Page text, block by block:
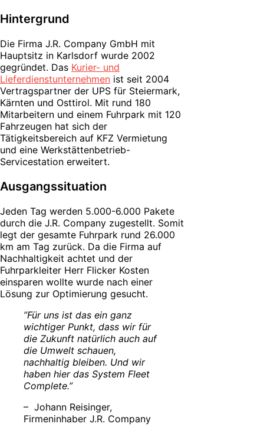
Hintergrund
Die Firma J.R. Company GmbH mit
Hauptsitz in Karlsdorf wurde 2002
gegründet. Das Kurier- und
Lieferdienstunternehmen ist seit 2004
Vertragspartner der UPS für Steiermark,
Kärnten und Osttirol. Mit rund 180
Mitarbeitern und einem Fuhrpark mit 120
Fahrzeugen hat sich der
Tätigkeitsbereich auf KFZ Vermietung
und eine Werkstättenbetrieb-
Servicestation erweitert.
Ausgangssituation
Jeden Tag werden 5.000-6.000 Pakete
durch die J.R. Company zugestellt. Somit
legt der gesamte Fuhrpark rund 26.000
km am Tag zurück. Da die Firma auf
Nachhaltigkeit achtet und der
Fuhrparkleiter Herr Flicker Kosten
einsparen wollte wurde nach einer
Lösung zur Optimierung gesucht.
”Für uns ist das ein ganz
wichtiger Punkt, dass wir für
die Zukunft natürlich auch auf
die Umwelt schauen,
nachhaltig bleiben. Und wir
haben hier das System Fleet
Complete.”
– Johann Reisinger,
Firmeninhaber J.R. Company